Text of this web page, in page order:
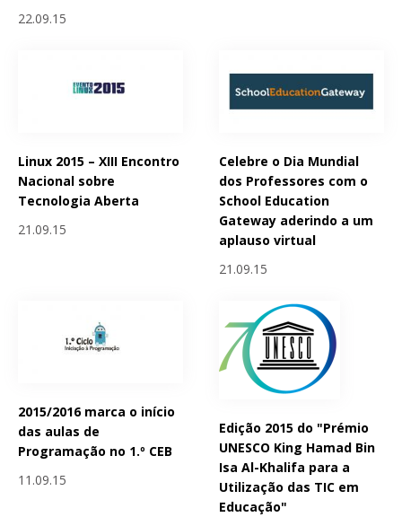
22.09.15
Linux 2015 – XIII Encontro
Nacional sobre
Tecnologia Aberta
21.09.15
Celebre o Dia Mundial
dos Professores com o
School Education
Gateway aderindo a um
aplauso virtual
21.09.15
2015/2016 marca o início
das aulas de
Programação no 1.º CEB
11.09.15
Edição 2015 do "Prémio
UNESCO King Hamad Bin
Isa Al-Khalifa para a
Utilização das TIC em
Educação"